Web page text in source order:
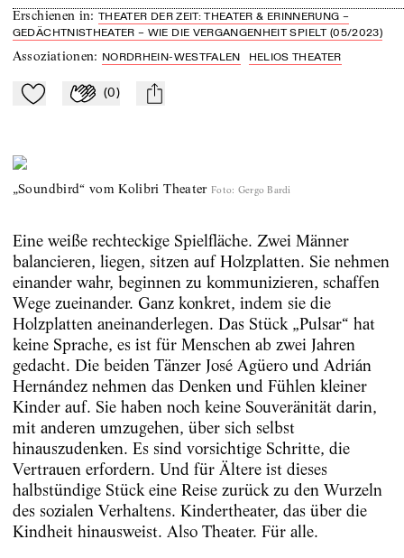
Erschienen in:THEATER DER ZEIT: THEATER & ERINNERUNG –
GEDÄCHTNISTHEATER – WIE DIE VERGANGENHEIT SPIELT (05/2023)
Assoziationen: NORDRHEIN-WESTFALEN HELIOS THEATER
Zu Mein-TdZ hinzufügen
Applaudieren
(0) mail
„Soundbird“ vom Kolibri Theater Foto: Gergo Bardi
Eine weiße rechteckige Spielfläche. Zwei Männer
balancieren, liegen, sitzen auf Holzplatten. Sie nehmen
einander wahr, beginnen zu kommunizieren, schaffen
Wege zueinander. Ganz konkret, indem sie die
Holzplatten aneinanderlegen. Das Stück „Pulsar“ hat
keine Sprache, es ist für Menschen ab zwei Jahren
gedacht. Die beiden Tänzer José Agüero und Adrián
Hernández nehmen das Denken und Fühlen kleiner
Kinder auf. Sie haben noch keine Souveränität darin,
mit anderen umzugehen, über sich selbst
hinauszudenken. Es sind vorsichtige Schritte, die
Vertrauen erfordern. Und für Ältere ist dieses
halbstündige Stück eine Reise zurück zu den Wurzeln
des sozialen Verhaltens. Kindertheater, das über die
Kindheit hinausweist. Also Theater. Für alle.